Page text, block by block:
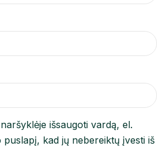
išsaugoti vardą, el.
kad jų nebereiktų įvesti iš